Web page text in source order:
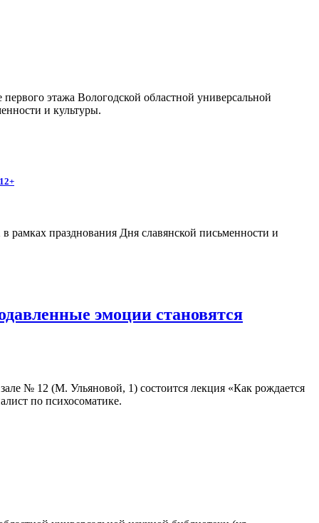
первого этажа Вологодской областной универсальной
и культуры.
12+
в рамках празднования Дня славянской письменности и
эмоции становятся
№ 12 (М. Ульяновой, 1) состоится лекция «Как рождается
по психосоматике.